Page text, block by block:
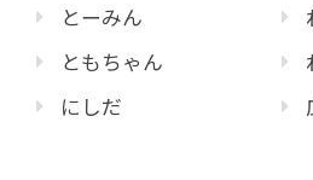
とーみん
ともちゃん
にしだ